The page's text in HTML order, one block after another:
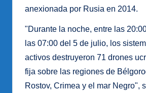
anexionada por Rusia en 2014.
"Durante la noche, entre las
las 07:00 del 5 de julio, los
activos destruyeron 71 drones
fija sobre las regiones de
Rostov, Crimea y el mar Negro",